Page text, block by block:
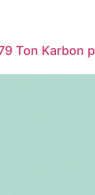
Ton Karbon